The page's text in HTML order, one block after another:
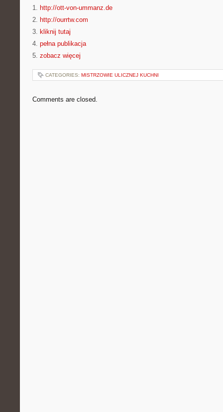
1. http://ott-von-ummanz.de
2. http://ourrtw.com
3. kliknij tutaj
4. pełna publikacja
5. zobacz więcej
CATEGORIES: MISTRZOWIE ULICZNEJ KUCHNI
Comments are closed.